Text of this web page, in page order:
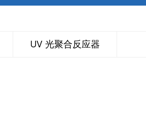
UV 光聚合反应器